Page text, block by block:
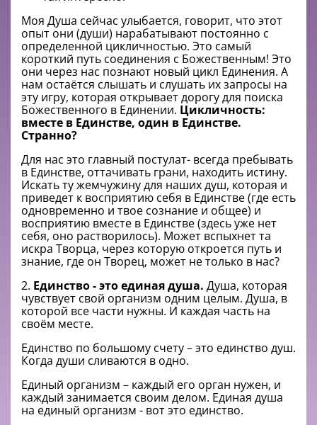
Моя Душа сейчас улыбается, говорит, что этот
опыт они (души) нарабатывают постоянно с
определенной цикличностью. Это самый
короткий путь соединения с Божественным! Это
они через нас познают новый цикл Единения. А
нам остаётся слышать и слушать их запросы на
эту игру, которая открывает дорогу для поиска
Божественного в Единении. Цикличность:
вместе в Единстве, один в Единстве.
Странно?
Для нас это главный постулат- всегда пребывать
в Единстве, оттачивать грани, находить истину.
Искать ту жемчужину для наших душ, которая и
приведет к восприятию себя в Единстве (где есть
одновременно и твое сознание и общее) и
восприятию вместе в Единстве (здесь уже нет
себя, оно растворилось). Может вспыхнет та
искра Творца, через которую откроется путь и
знание, где он Творец, может не только в нас?
2. Единство - это единая душа. Душа, которая
чувствует свой организм одним целым. Душа, в
которой все части нужны. И каждая часть на
своём месте.
Единство по большому счету – это единство душ.
Когда души сливаются в одно.
Единый организм – каждый его орган нужен, и
каждый занимается своим делом. Единая душа
на единый организм - вот это единство.